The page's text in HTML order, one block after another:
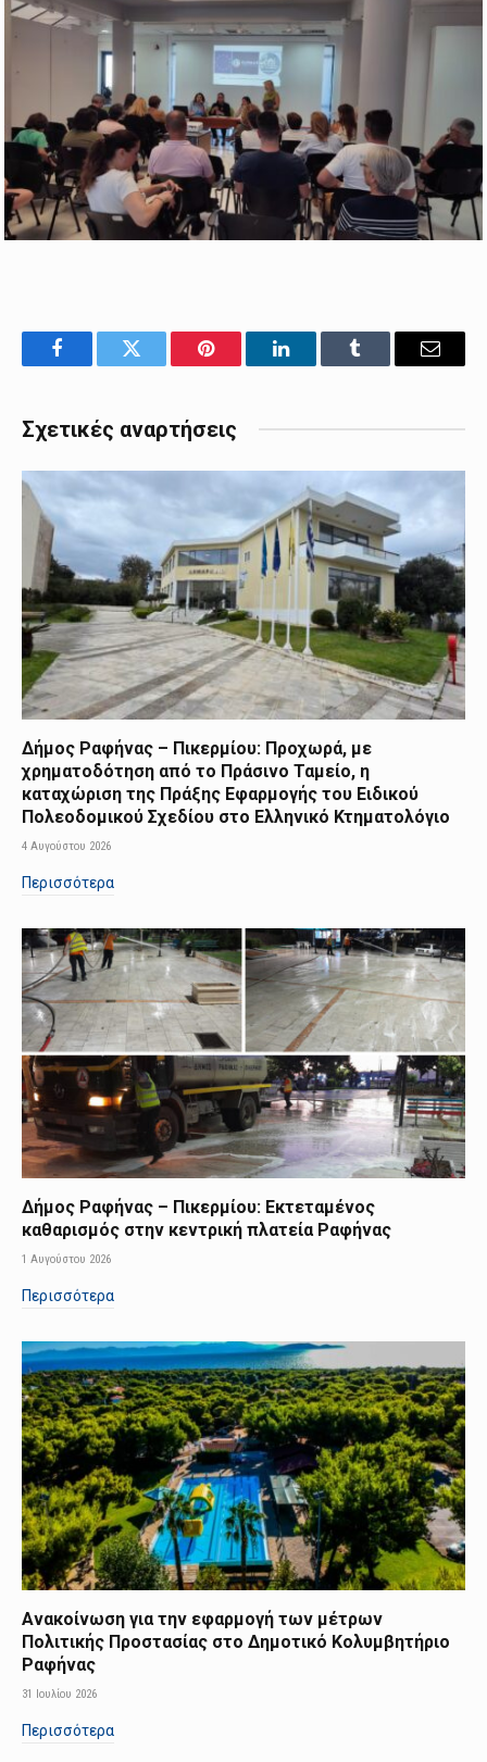
FacebookTwitter Pinterest LinkedInTumblr Email
Σχετικές αναρτήσεις
Δήμος Ραφήνας – Πικερμίου: Προχωρά, με
χρηματοδότηση από το Πράσινο Ταμείο, η
καταχώριση της Πράξης Εφαρμογής του Ειδικού
Πολεοδομικού Σχεδίου στο Ελληνικό Κτηματολόγιο
4 Αυγούστου 2026
Περισσότερα
Δήμος Ραφήνας – Πικερμίου: Εκτεταμένος
καθαρισμός στην κεντρική πλατεία Ραφήνας
1 Αυγούστου 2026
Περισσότερα
Ανακοίνωση για την εφαρμογή των μέτρων
Πολιτικής Προστασίας στο Δημοτικό Κολυμβητήριο
Ραφήνας
31 Ιουλίου 2026
Περισσότερα